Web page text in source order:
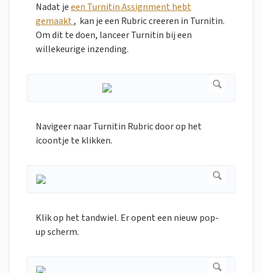
Nadat jeeen Turnitin Assignment hebt
gemaakt, kan je een Rubric creeren in Turnitin.
Om dit te doen, lanceer Turnitin bij een
willekeurige inzending.
Navigeer naar Turnitin Rubric door op het
icoontje te klikken.
Klik op het tandwiel. Er opent een nieuw pop-
up scherm.